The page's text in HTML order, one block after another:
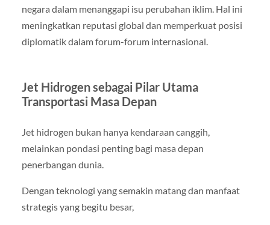
negara dalam menanggapi isu perubahan iklim. Hal ini
meningkatkan reputasi global dan memperkuat posisi
diplomatik dalam forum-forum internasional.
Jet Hidrogen sebagai Pilar Utama
Transportasi Masa Depan
Jet hidrogen bukan hanya kendaraan canggih,
melainkan pondasi penting bagi masa depan
penerbangan dunia.
Dengan teknologi yang semakin matang dan manfaat
strategis yang begitu besar,